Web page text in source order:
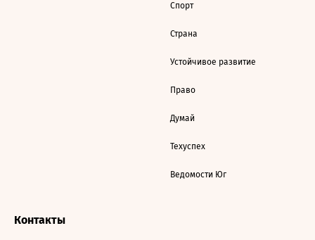
Спорт
Страна
Устойчивое развитие
Право
Думай
Техуспех
Ведомости Юг
Контакты